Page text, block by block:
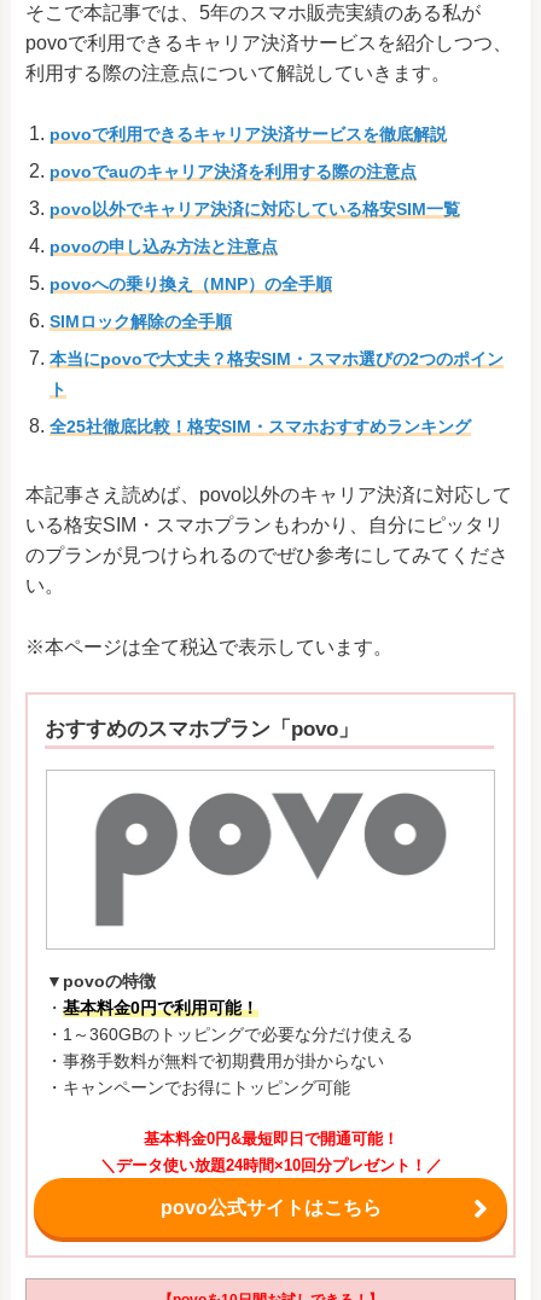
そこで本記事では、5年のスマホ販売実績のある私が
povoで利用できるキャリア決済サービスを紹介しつつ、
利用する際の注意点について解説していきます。
povoで利用できるキャリア決済サービスを徹底解説
povoでauのキャリア決済を利用する際の注意点
povo以外でキャリア決済に対応している格安SIM一覧
povoの申し込み方法と注意点
povoへの乗り換え（MNP）の全手順
SIMロック解除の全手順
本当にpovoで大丈夫？格安SIM・スマホ選びの2つのポイン
ト
全25社徹底比較！格安SIM・スマホおすすめランキング
本記事さえ読めば、povo以外のキャリア決済に対応して
いる格安SIM・スマホプランもわかり、自分にピッタリ
のプランが見つけられるのでぜひ参考にしてみてくださ
い。
※本ページは全て税込で表示しています。
おすすめのスマホプラン「povo」
▼povoの特徴
・ 基本料金0円で利用可能！
・1～360GBのトッピングで必要な分だけ使える
・事務手数料が無料で初期費用が掛からない
・キャンペーンでお得にトッピング可能
基本料金0円&最短即日で開通可能！
＼データ使い放題24時間×10回分プレゼント！／
povo公式サイトはこちら